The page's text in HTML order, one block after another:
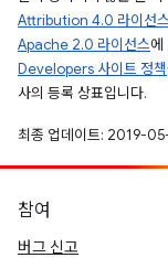
Attribution 4.0 라이선스
Apache 2.0 라이선스에
Developers 사이트 정책
사의 등록 상표입니다.
최종 업데이트: 2019-
참여
버그 신고